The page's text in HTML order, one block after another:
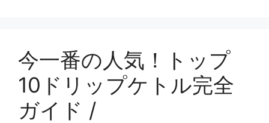
今一番の人気！トップ
10ドリップケトル完全
ガイド /